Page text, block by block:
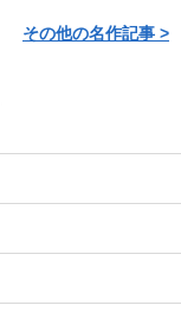
その他の名作記事 >